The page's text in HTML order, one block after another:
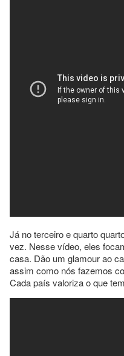
Já no terceiro e quarto
vez. Nesse vídeo, eles
casa. Dão um glamour ao
assim como nós fazemos
Cada país valoriza o que